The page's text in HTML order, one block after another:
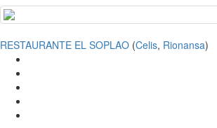
RESTAURANTE EL SOPLAO (Celis, Rionansa)